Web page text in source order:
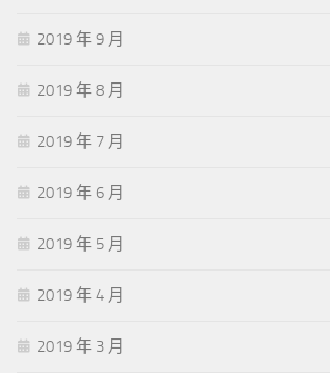
2019 年 9 月
2019 年 8 月
2019 年 7 月
2019 年 6 月
2019 年 5 月
2019 年 4 月
2019 年 3 月